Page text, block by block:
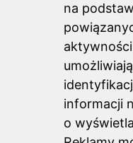
na
umożliwiają
informacji
o